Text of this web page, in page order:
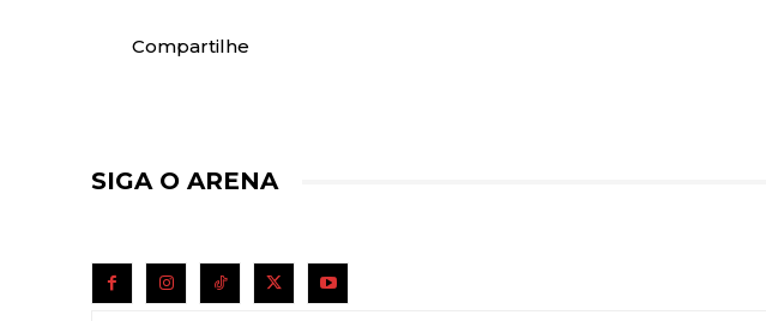
Compartilhe
SIGA O ARENA